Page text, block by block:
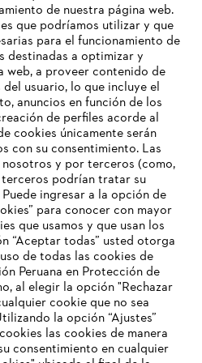
de TIMBERSPORTS®. Lo más
que serecaudaron 5500 libras
británica Perennial mediante
de nuestra página web.
que podríamos utilizar y que
para el funcionamiento de
destinadas a optimizar y
web, a proveer contenido de
usuario, lo que incluye el
anuncios en función de los
de perfiles acorde al
cookies únicamente serán
con su consentimiento. Las
y por terceros (como,
podrían tratar su
ingresar a la opción de
para conocer con mayor
que usamos y que usan los
“Aceptar todas” usted otorga
de todas las cookies de
Peruana en Protección de
al elegir la opción "Rechazar
cookie que no sea
la opción “Ajustes”
las cookies de manera
consentimiento en cualquier